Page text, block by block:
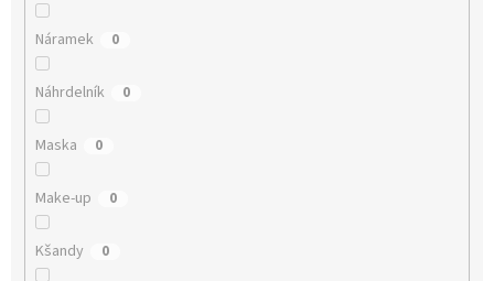
Náramek 0
Náhrdelník 0
Maska 0
Make-up 0
Kšandy 0